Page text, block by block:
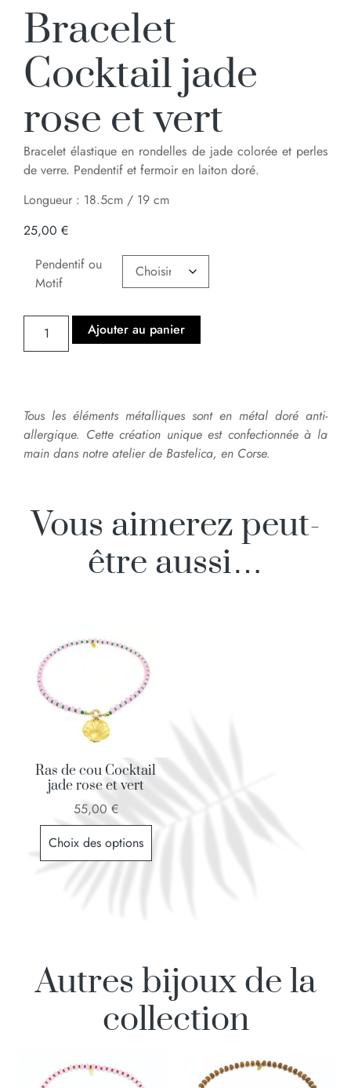
Bracelet
Cocktail jade
rose et vert
Bracelet élastique en rondelles de jade colorée et perles
de verre. Pendentif et fermoir en laiton doré.
Longueur : 18.5cm / 19 cm
25,00 €
Pendentif ou
Motif
Ajouter au panier
Tous les éléments métalliques sont en métal doré anti-
allergique. Cette création unique est confectionnée à la
main dans notre atelier de Bastelica, en Corse.
Vous aimerez peut-
être aussi…
Ras de cou Cocktail
jade rose et vert
55,00€
Choix des options
Autres bijoux de la
collection